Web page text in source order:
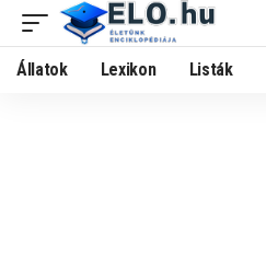
Állatok Lexikon Listák